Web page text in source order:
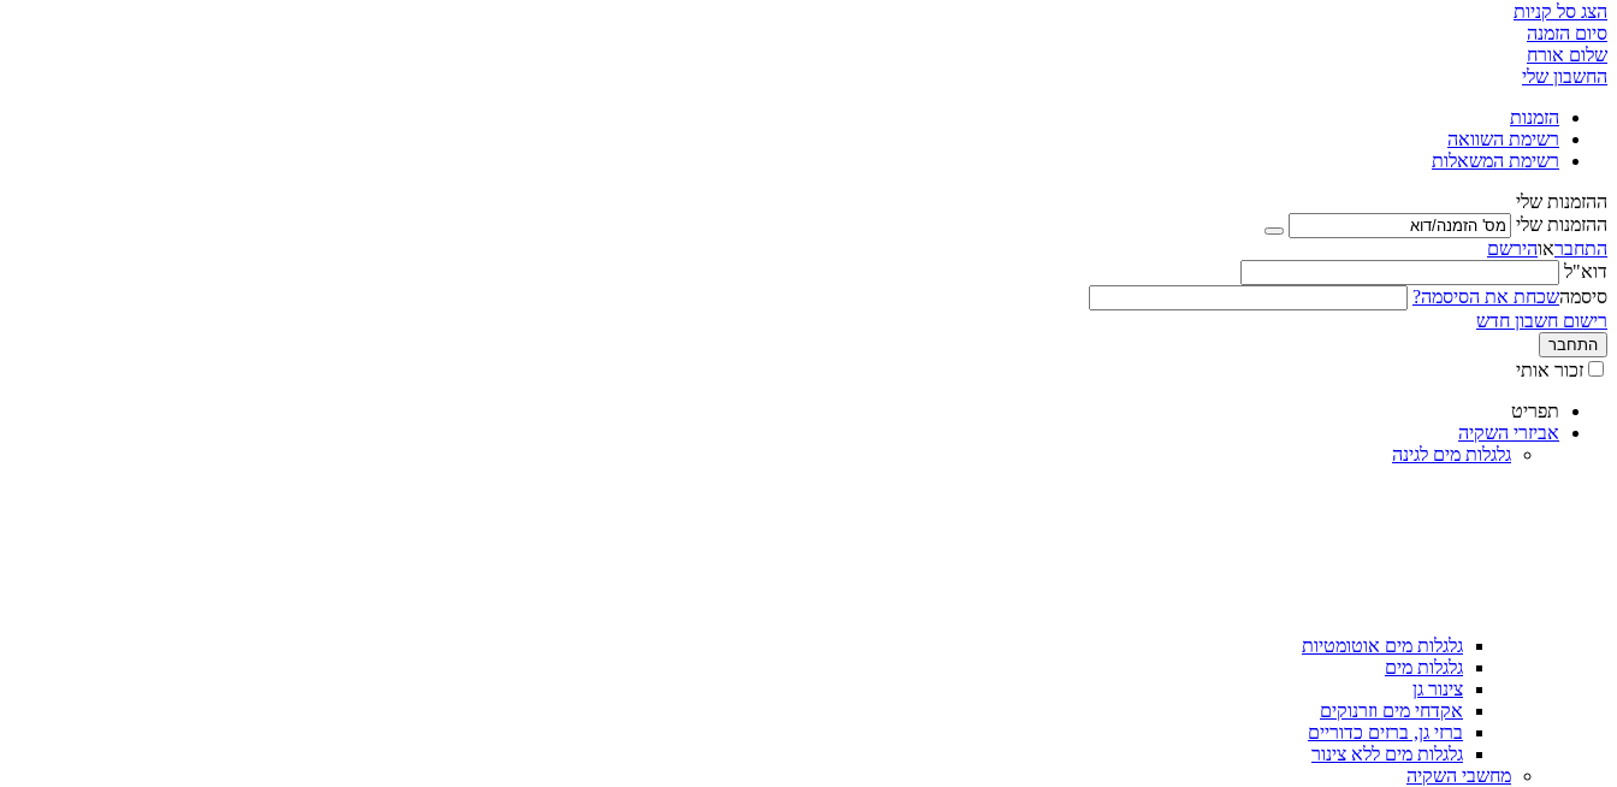
הצג סל קניות
סיום הזמנה
שלום אורח
החשבון שלי
הזמנות
רשימת השוואה
רשימת המשאלות
ההזמנות שלי
ההזמנות שלי
התחבראוהירשם
דוא"ל
סיסמהשכחת את הסיסמה?
רישום חשבון חדש
התחבר
זכור אותי
תפריט
אביזרי השקיה
גלגלות מים לגינה
גלגלות מים אוטומטיות
גלגלות מים
צינור גן
אקדחי מים וזרנוקים
ברזי גן, ברזים כדוריים
גלגלות מים ללא צינור
מחשבי השקיה